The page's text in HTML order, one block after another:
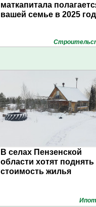
маткапитала
вашей семье в 2025
В селах Пензенской
области хотят поднять
стоимость жилья